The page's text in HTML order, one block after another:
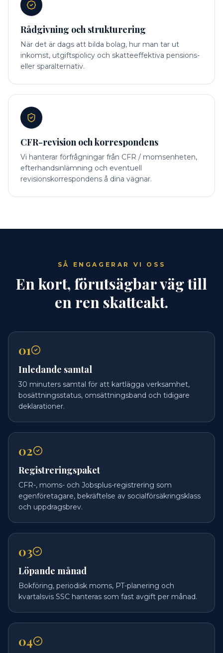
Rådgivning och strukturering
När det är dags att bilda bolag, hur man tar ut
inkomst, utgiftspolicy och skatteeffektiva pensions-
eller sparalternativ.
CFR-revision och korrespondens
Vi hanterar förfrågningar från CFR / momsenheten,
efterhandsinlämning och eventuell
revisionskorrespondens å dina vägnar.
SÅ ENGAGERAR VI OSS
En kort, förutsägbar väg till
en ren skatteakt.
01
Inledande samtal
30 minuters samtal för att kartlägga verksamhet,
bosättningsstatus, omsättningsband och tidigare
deklarationer.
02
Registreringspaket
CFR-, moms- och Jobsplus-registrering som
egenföretagare, bekräftelse av socialförsäkringsklass
och uppdragsbrev.
03
Löpande månad
Bokföring, periodisk moms, PT-planering och
kvartalsvis SSC hanteras som fast avgift per månad.
04